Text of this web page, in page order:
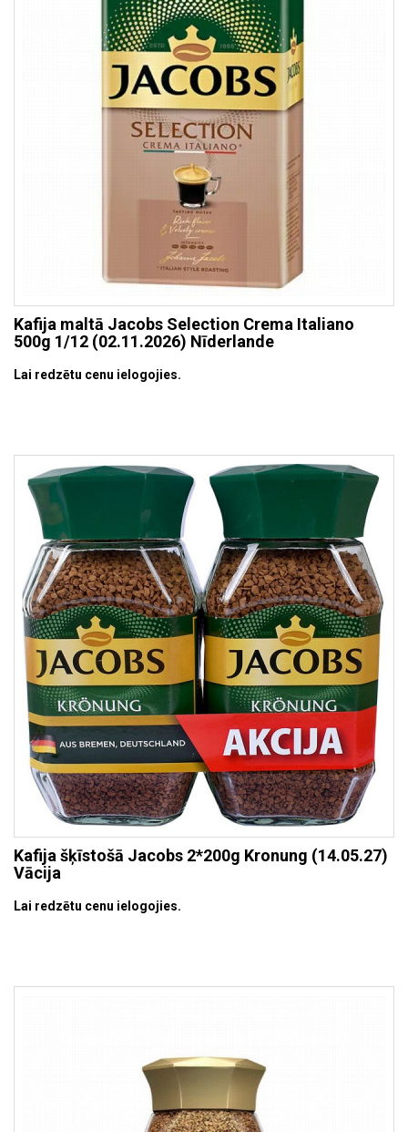
Kafija maltā Jacobs Selection Crema Italiano
500g 1/12 (02.11.2026) Nīderlande
Lai redzētu cenu ielogojies.
Kafija šķīstošā Jacobs 2*200g Kronung (14.05.27)
Vācija
Lai redzētu cenu ielogojies.